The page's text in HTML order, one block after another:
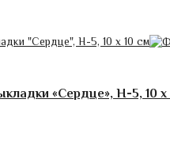
«Сердце», H-5, 10 х